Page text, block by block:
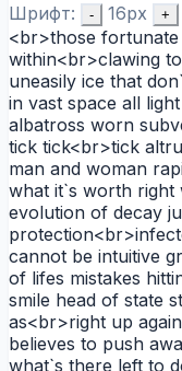
Шрифт: - 16px +
<br>those
within<br>clawing
uneasily ice that
in vast space all
albatross worn
tick tick<br>tick
man and woman
what it`s worth right
evolution of decay
cannot be intuitive
of lifes mistakes
smile head of state
as<br>right up
believes to push
what`s there left to